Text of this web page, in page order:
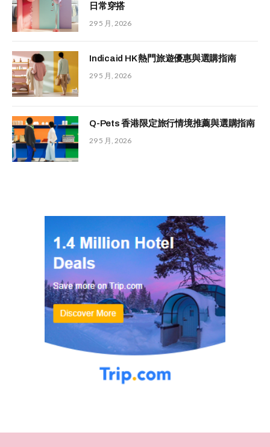
日常穿搭
29 5 月, 2026
Indicaid HK 熱門旅遊優惠與選購指南
29 5 月, 2026
Q-Pets 香港限定旅行情境推薦與選購指南
29 5 月, 2026